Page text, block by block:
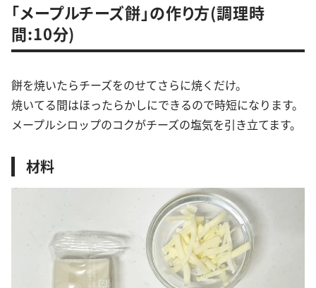
「メープルチーズ餅」の作り方(調理時
間:10分)
餅を焼いたらチーズをのせてさらに焼くだけ。
焼いてる間はほったらかしにできるので時短になります。
メープルシロップのコクがチーズの塩気を引き立てます。
材料